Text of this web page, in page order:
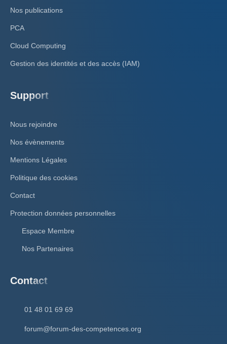
Nos publications
PCA
Cloud Computing
Gestion des identités et des accès (IAM)
Support
Nous rejoindre
Nos évènements
Mentions Légales
Politique des cookies
Contact
Protection données personnelles
Espace Membre
Nos Partenaires
Contact
01 48 01 69 69
forum@forum-des-competences.org